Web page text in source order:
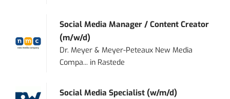
Social Media Manager / Content Creator
(m/w/d)
Dr. Meyer & Meyer-Peteaux New Media
Compa... in Rastede
Social Media Specialist (w/m/d)